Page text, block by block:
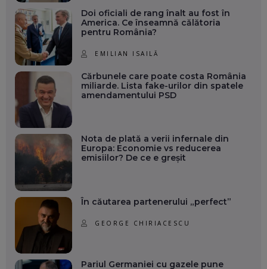
Doi oficiali de rang înalt au fost în
America. Ce înseamnă călătoria
pentru România?
EMILIAN ISAILĂ
Cărbunele care poate costa România
miliarde. Lista fake-urilor din spatele
amendamentului PSD
Nota de plată a verii infernale din
Europa: Economie vs reducerea
emisiilor? De ce e greșit
În căutarea partenerului „perfect”
GEORGE CHIRIACESCU
Pariul Germaniei cu gazele pune